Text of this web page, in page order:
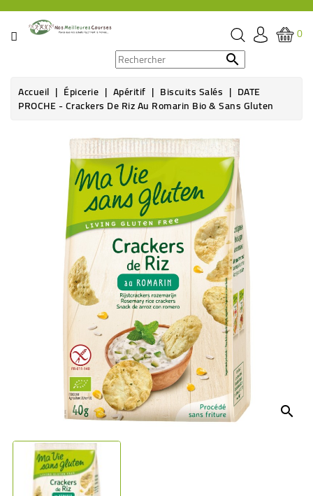
CATÉGORIE
ÉPICERIE
0

Accueil Épicerie Apéritif Biscuits Salés DATE
PROCHE - Crackers De Riz Au Romarin Bio & Sans Gluten
search